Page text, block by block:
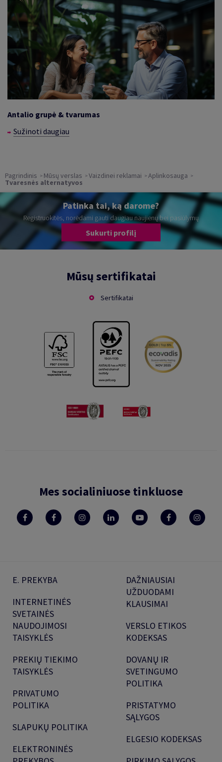
Antalio grupė & tvarumas
Sužinoti daugiau
Pagrindinis Mūsų verslas Vaizdinei reklamai Aplinkosauga
Tvaresnės alternatyvos
Patinka tai, ką darome?
Registruokitės, norėdami gauti daugiau naujienų bei pasiūlymų
Sukurti profilį
Mūsų sertifikatai
Sertifikatai
Mes socialiniuose tinkluose
E. PREKYBA
INTERNETINĖS
SVETAINĖS
NAUDOJIMOSI
TAISYKLĖS
PREKIŲ TIEKIMO
TAISYKLĖS
PRIVATUMO
POLITIKA
SLAPUKŲ POLITIKA
ELEKTRONINĖS
DAŽNIAUSIAI
UŽDUODAMI
KLAUSIMAI
VERSLO ETIKOS
KODEKSAS
DOVANŲ IR
SVETINGUMO
POLITIKA
PRISTATYMO
SĄLYGOS
ELGESIO KODEKSAS